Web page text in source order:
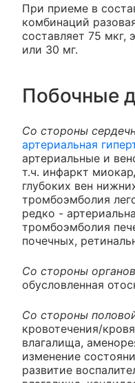
При приеме в
комбинаций
составляет 75 мкг,
или 30 мг.
Побочные
Со стороны
артериальная
артериальные и
т.ч. инфаркт
глубоких вен
тромбоэмболия
редко -
тромбоэмболия
почечных,
Со стороны
обусловленная
Со стороны
кровотечения/
влагалища,
изменение
развитие